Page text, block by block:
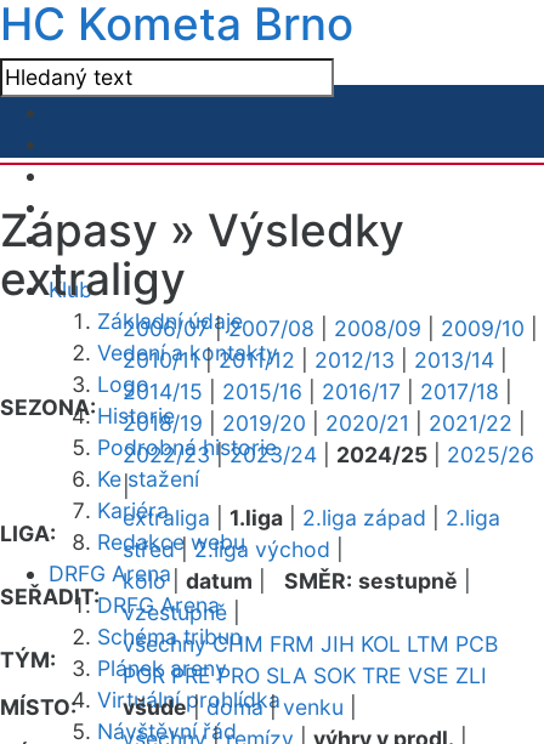
HC Kometa Brno
Klub
Základní údaje
Vedení a kontakty
Logo
Historie
Podrobná historie
Ke stažení
Kariéra
Redakce webu
DRFG Arena
DRFG Arena
Schéma tribun
Plánek areny
Virtuální prohlídka
Návštěvní řád
Zápasy » Výsledky
extraligy
SEZONA:
2006/07|2007/08 2008/09 2009/10
2010/11|2011/12 2012/13 2013/14
2014/15
2015/16 2016/17 2017/18
2018/19
2019/20 2020/21 2021/22
2022/23|2023/24 2024/25
2025/26
|
LIGA:
extraliga 1.liga 2.liga západ
2.liga
střed|2.liga východ
SEŘADIT:
kolo| datum SMĚR: sestupně
vzestupně
TÝM:
všechny CHM FRM JIH KOL LTM PCB
POR PRE PRO SLA SOK TRE VSE ZLI
MÍSTO:
všude|doma|venku
všechny|remízy výhry v prodl.